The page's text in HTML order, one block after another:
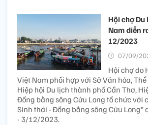
Hội chợ Du
Nam diễn
12/2023
07/09/
Hội chợ do
Việt Nam phối hợp với Sở Văn hóa,
Hiệp hội Du lịch thành phố Cần Thơ,
Đồng bằng sông Cửu Long tổ chức với
Sinh thái - Đồng bằng sông Cửu Long”
- 3/12/2023.